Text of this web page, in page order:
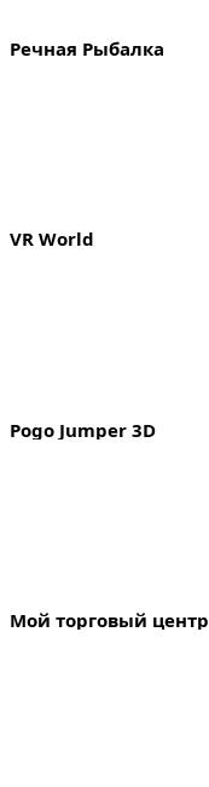
Речная Рыбалка
VR World
Pogo Jumper 3D
Мой торговый центр